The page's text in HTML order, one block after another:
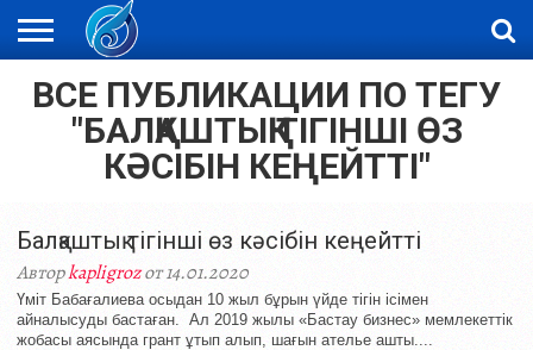
ЖАҢАЛЫҚТАР
НОВОСТИ
ВИДЕО
ФОТОРЕПОРТАЖИ
ОРКЕН
LIVETV
ВСЕ ПУБЛИКАЦИИ ПО ТЕГУ
"БАЛҚАШТЫҚ ТІГІНШІ ӨЗ
КӘСІБІН КЕҢЕЙТТІ"
Балқаштық тігінші өз кәсібін кеңейтті
Авторkapligrozот 14.01.2020
Үміт Бабағалиева осыдан 10 жыл бұрын үйде тігін ісімен
айналысуды бастаған. Ал 2019 жылы «Бастау бизнес» мемлекеттік
жобасы аясында грант ұтып алып, шағын ателье ашты....